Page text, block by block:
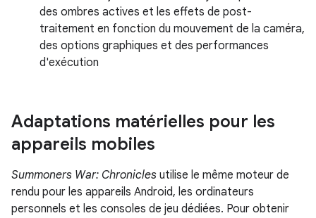
des ombres actives et les effets de post-
traitement en fonction du mouvement de la caméra,
des options graphiques et des performances
d'exécution
Adaptations matérielles pour les
appareils mobiles
Summoners War: Chronicles utilise le même moteur de
rendu pour les appareils Android, les ordinateurs
personnels et les consoles de jeu dédiées. Pour obtenir